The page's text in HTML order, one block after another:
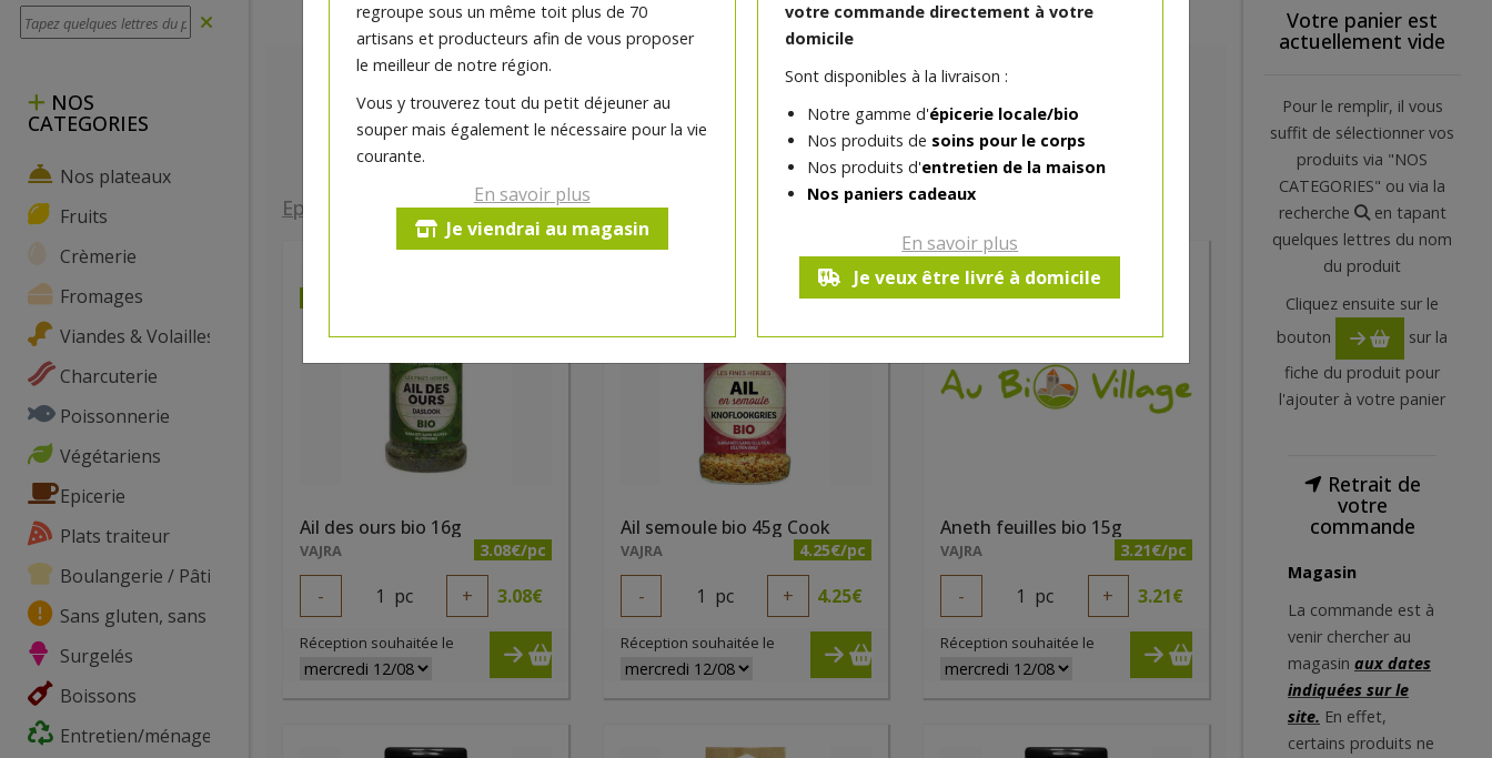
NOS
CATEGORIES
Nos plateaux
Fruits
Crèmerie
Fromages
Viandes & Volailles
Charcuterie
Poissonnerie
Végétariens
Epicerie
Plats traiteur
Boulangerie / Pâtisserie
Sans gluten, sans lactose, ...
Surgelés
Boissons
Entretien/ménage
regroupe sous un même toit plus de 70
artisans et producteurs afin de vous proposer
le meilleur de notre région.
Vous y trouverez tout du petit déjeuner au
souper mais également le nécessaire pour la vie
courante.
En savoir plus
Je viendrai au magasin
votre commande directement à votre
domicile
Sont disponibles à la livraison :
Notre gamme d'épicerie locale/bio
Nos produits de soins pour le corps
Nos produits d'entretien de la maison
Nos paniers cadeaux
En savoir plus
Je veux être livré à domicile
Epicerie Epices
Ail des ours bio 16g
VAJRA 3.08€/pc
- 1 pc + 3.08€
Réception souhaitée le
Ail semoule bio 45g Cook
VAJRA 4.25€/pc
- 1 pc + 4.25€
Réception souhaitée le
dès mercredi 12/08
Aneth feuilles bio 15g
VAJRA 3.21€/pc
- 1 pc + 3.21€
Réception souhaitée le
Votre panier est
actuellement vide
Pour le remplir, il vous
suffit de sélectionner vos
produits via "NOS
CATEGORIES" ou via la
recherche
en tapant
quelques lettres du nom
du produit
Cliquez ensuite sur le
bouton
sur la
fiche du produit pour
l'ajouter à votre panier
Retrait de
votre
commande
Magasin
La commande est à
venir chercher au
magasin aux dates
indiquées sur le
site. En effet,
certains produits ne